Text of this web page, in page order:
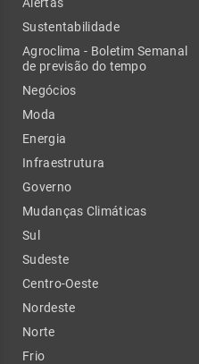
Sustentabilidade
Agroclima - Boletim Semanal
de previsão do tempo
Negócios
Moda
Energia
Infraestrutura
Governo
Mudanças Climáticas
Sul
Sudeste
Centro-Oeste
Nordeste
Norte
Frio